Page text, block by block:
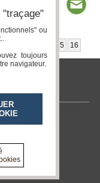
15 16
"traçage"
ou
toujours
navigateur.